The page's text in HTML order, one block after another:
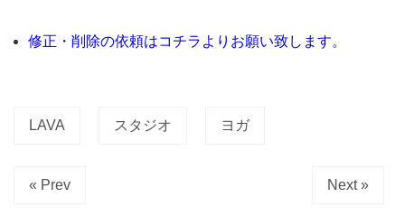
学
り
SHOP
修正・削除の依頼はコチラよりお願い致します。
LAVA スタジオ ヨガ
« Prev Next »